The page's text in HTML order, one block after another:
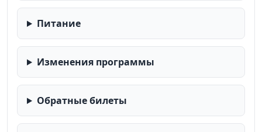
Питание
Изменения программы
Обратные билеты